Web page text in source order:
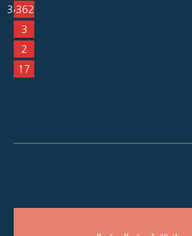
3٬362
3
2
17